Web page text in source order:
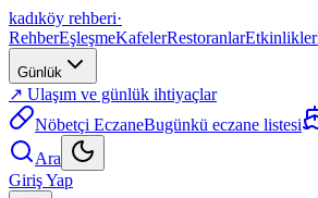
kadıköy rehberi·
RehberEşleşmeKafelerRestoranlarEtkinlikler
Günlük
↗ Ulaşım ve günlük ihtiyaçlar
Nöbetçi EczaneBugünkü eczane listesi
Ara
Giriş Yap